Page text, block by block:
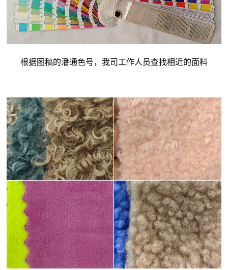
根据图稿的潘通色号，我司工作人员查找相近的面料